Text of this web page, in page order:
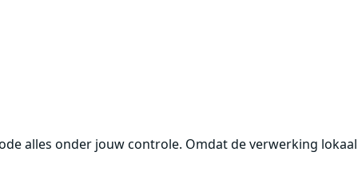
alles onder jouw controle. Omdat de verwerking lokaal